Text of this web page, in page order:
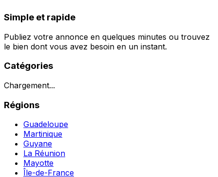
Simple et rapide
Publiez votre annonce en quelques minutes ou trouvez
le bien dont vous avez besoin en un instant.
Catégories
Chargement...
Régions
Guadeloupe
Martinique
Guyane
La Réunion
Mayotte
Île-de-France